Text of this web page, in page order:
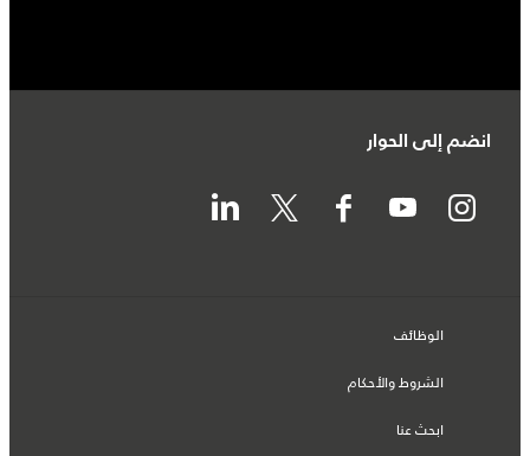
انضم إلى الحوار
الوظائف
الشروط والأحكام
ابحث عنا